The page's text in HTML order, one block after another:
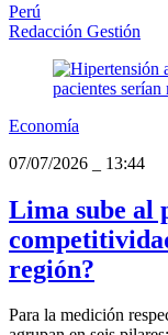
Perú
Redacción Gestión
Economía
07/07/2026
13:44
Lima sube al
región?
Para la medición